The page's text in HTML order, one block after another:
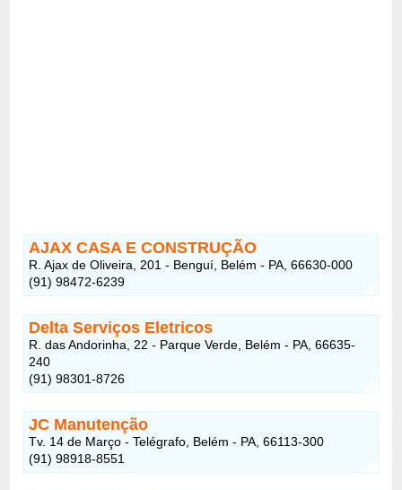
AJAX CASA E CONSTRUÇÃO
R. Ajax de Oliveira, 201 - Benguí, Belém - PA, 66630-000
(91) 98472-6239
Delta Serviços Eletricos
R. das Andorinha, 22 - Parque Verde, Belém - PA, 66635-
240
(91) 98301-8726
JC Manutenção
Tv. 14 de Março - Telégrafo, Belém - PA, 66113-300
(91) 98918-8551